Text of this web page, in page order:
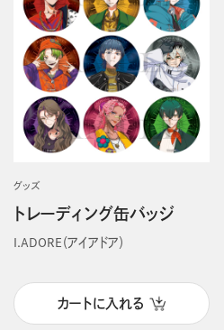
グッズ
トレーディング缶バッジ
I.ADORE（アイアドア）
カートに入れる